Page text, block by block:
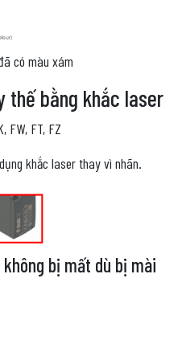
có màu xám
thế bằng khắc laser
FW, FT, FZ
khắc laser thay vì nhãn.
bị mất dù bị mài